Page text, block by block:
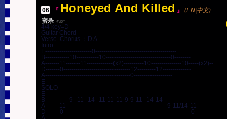
06. 『 Honeyed And Killed 』
(EN|中文)
蜜杀 4'30''
4/4 key=D
Guitar Chord
Verse  Chorus ：D A
Intro
E-----------------------0----------------------------------------
B------------10-----------10--------------------------------0--------
A-------11-------11-------------(x2)----------10---------------10-----(x2)--
D-------0---------------------------------12---------12--------------
A------------------------------------------0-------------------
E----------------------------------------------------------------
SOLO
E---------------------------------------------------------------
B------------9--11--14--11-11-11-9-9-11--14-14-------------------------
A-------11--------------------------------------------------9-11/14-
D-------0---------------------------------------------------------------